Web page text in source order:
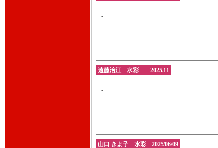
・
遠藤治江 水彩 2025,11
・
山口 きよ子 水彩 2025/06/09